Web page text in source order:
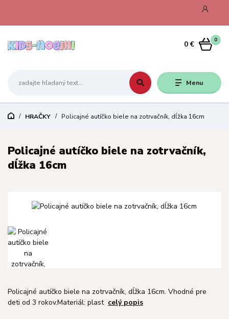
Menu
0
0 €
HRAČKY Policajné autíčko biele na zotrvačník, dĺžka 16cm
Policajné autíčko biele na zotrvačník,
dĺžka 16cm
Policajné autíčko biele na zotrvačník, dĺžka 16cm. Vhodné pre
deti od 3 rokov.Materiál: plast celý popis